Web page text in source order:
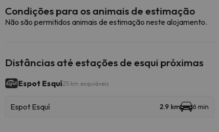
Condições para os animais de estimação
Não são permitidos animais de estimação neste alojamento.
Distâncias até estações de esqui próximas
Espot Esquí25 km esquiáveis
Espot Esquí 2.9 km 6 min